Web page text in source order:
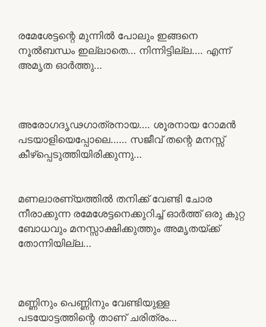
രമേശേട്ടന്റെ മുന്നിൽ പോലും ഇങ്ങനെ
നൂൽബന്ധം ഇല്ലാതെ… നിന്നിട്ടില്ല…. എന്ന്
അമൃത ഓർത്തു…
അരോഗദൃഢഗാത്രനായ…. ശൂരനായ റോമൻ
പടയാളിയെപ്പോലെ…… സജീവ് തന്റെ മനസ്സ്
കീഴ്പ്പെടുത്തിയിരിക്കുന്നു…
മണലാരണ്യത്തിൽ തനിക്ക് വേണ്ടി ചോര
നീരാക്കുന്ന രമേശേട്ടനെക്കുറിച്ച് ഓർത്ത് ഒരു കുറ്റ
ബോധവും മനസ്സാക്ഷിക്കുത്തും അമൃതയ്ക്ക്
തോന്നിയില്ല…
മണ്ണിനും പെണ്ണിനും വേണ്ടിയുള്ള
പടയോട്ടത്തിന്റെ താണ് ചരിത്രം…